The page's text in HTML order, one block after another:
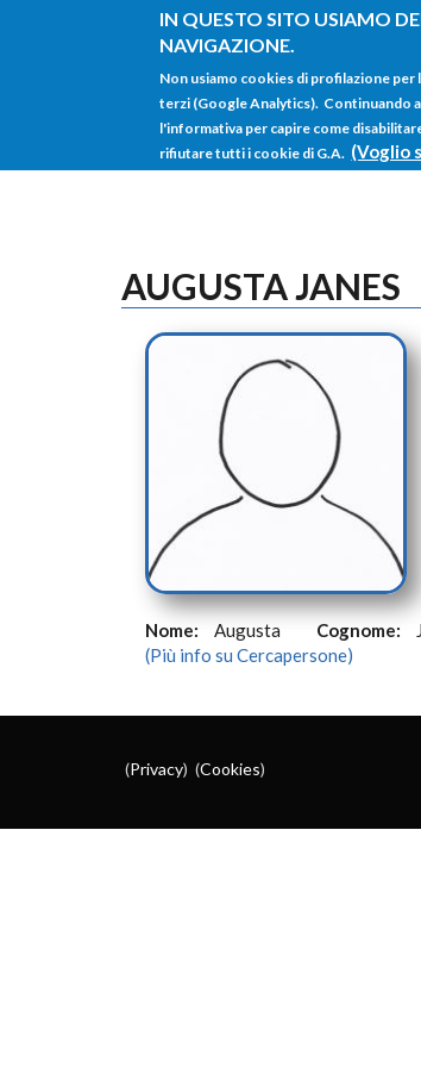
IN QUESTO SITO USIAMO
NAVIGAZIONE.
Non usiamo cookies di profilazione per
terzi (Google Analytics). Continuando
l'informativa per capire come
rifiutare tutti i cookie di G.A. (Voglio
Salta al contenuto principale
AUGUSTA JANES
Nome: Augusta Cognome:
(Più info su Cercapersone)
(Privacy) (Cookies)